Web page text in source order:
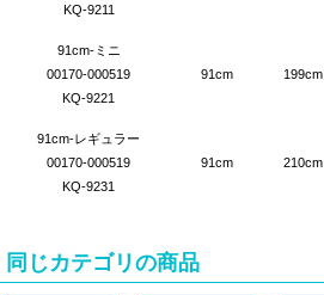
KQ-9211
91cm-ミニ
91cm
199cm
00170-000519
KQ-9221
91cm-レギュラー
91cm
210cm
00170-000519
KQ-9231
同じカテゴリの商品